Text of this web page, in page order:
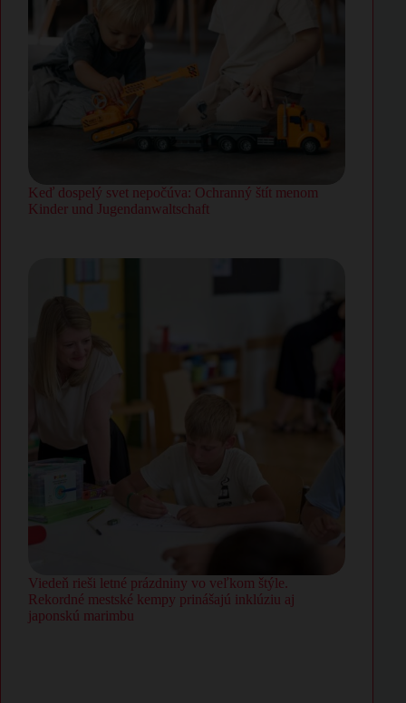
Keď dospelý svet nepočúva: Ochranný štít menom
Kinder und Jugendanwaltschaft
Viedeň rieši letné prázdniny vo veľkom štýle.
Rekordné mestské kempy prinášajú inklúziu aj
japonskú marimbu